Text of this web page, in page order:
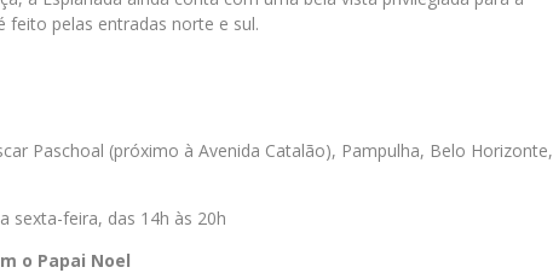
feito pelas entradas norte e sul.
Paschoal (próximo à Avenida Catalão), Pampulha, Belo Horizonte,
sexta-feira, das 14h às 20h
o Papai Noel